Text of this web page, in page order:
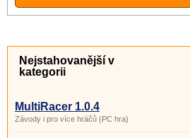
Nejstahovanější v
kategorii
MultiRacer 1.0.4
Závody i pro více hráčů (PC hra)